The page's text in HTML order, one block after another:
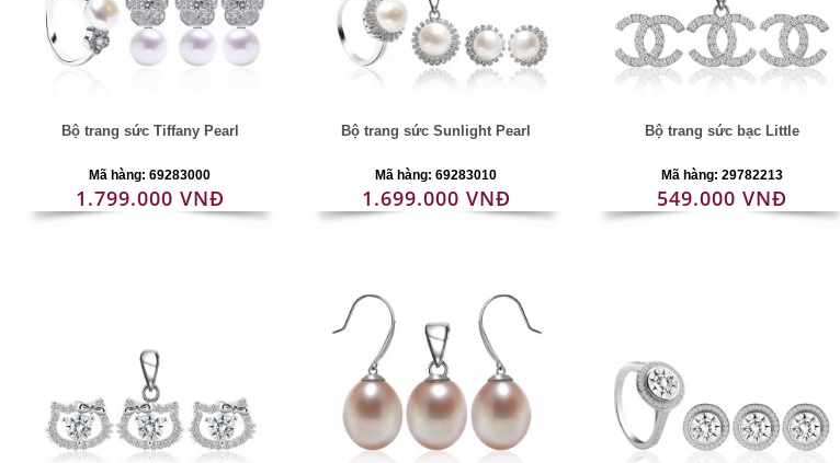
Bộ trang sức Tiffany Pearl
Mã hàng: 69283000
1.799.000 VNĐ
Bộ trang sức Sunlight Pearl
Mã hàng: 69283010
1.699.000 VNĐ
Bộ trang sức bạc Little
Mã hàng: 29782213
549.000 VNĐ